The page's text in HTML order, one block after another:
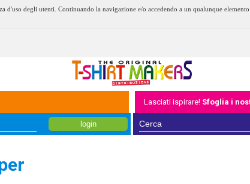
degli utenti. Continuando la navigazione e/o accedendo a un qualunque elemento
Lasciati ispirare! Sfoglia i
login